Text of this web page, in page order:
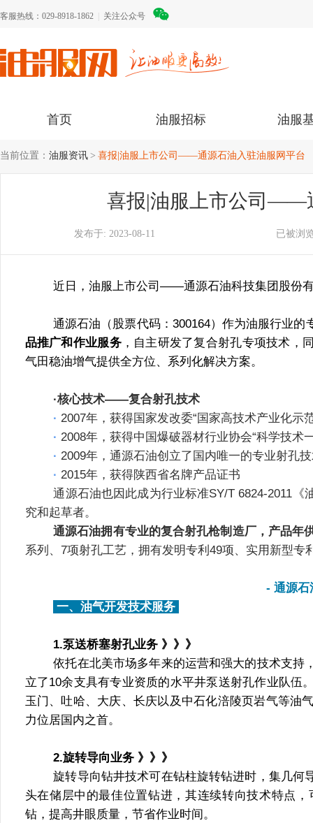
客服热线：029-8918-1862 关注公众号
首页 油服招标 油服
当前位置： 油服资讯 喜报|油服上市公司——通源石油入驻油服网平台
喜报|油服上市公司——
发布于: 2023-08-11 已被浏
近日，油服上市公司——通源石油科技集团股份
通源石油（股票代码：300164）作为油服行业的
品推广和作业服务，自主研发了复合射孔专项技术，
气田稳油增气提供全方位、系列化解决方案。
        ·核心技术——复合射孔技术
· 2007年，获得国家发改委“国家高技术产业化示
· 2008年，获得中国爆破器材行业协会“科学技术
· 2009年，通源石油创立了国内唯一的专业射孔
· 2015年，获得陕西省名牌产品证书
究和起草者。
通源石油拥有专业的复合射孔枪制造厂，产品年
系列、7项射孔工艺，拥有发明专利49项、实用新型专
- 通源
一、油气开发技术服务
1.泵送桥塞射孔业务 》》》
依托在北美市场多年来的运营和强大的技术支持
立了10余支具有专业资质的水平井泵送射孔作业队伍
玉门、吐哈、大庆、长庆以及中石化涪陵页岩气等油
力位居国内之首。
2.旋转导向业务 》》》
旋转导向钻井技术可在钻柱旋转钻进时，集几何
头在储层中的最佳位置钻进，其连续转向技术特点
钻，提高井眼质量，节省作业时间。